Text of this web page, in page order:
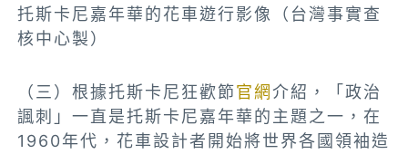
托斯卡尼嘉年華的花車遊行影像（台灣事實查
核中心製）
（三）根據托斯卡尼狂歡節官網介紹，「政治
諷刺」一直是托斯卡尼嘉年華的主題之一，在
1960年代，花車設計者開始將世界各國領袖造